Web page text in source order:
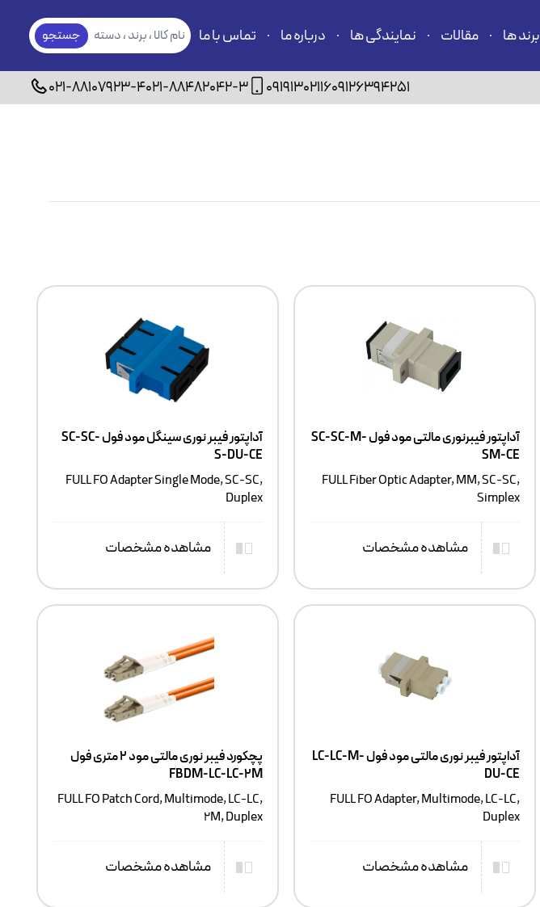
برند ها مقالات نمایندگی ها درباره ما تماس با ما
نام کالا ، برند ، دسته
بندی
جستجو
09126394251
09191302116
021-88482042-3
021-88107923-4
آداپتور فیبرنوری مالتی مود فول SC-SC-M-
SM-CE
FULL Fiber Optic Adapter, MM, SC-SC,
Simplex
مشاهده مشخصات
آداپتور فیبر نوری سینگل مود فول SC-SC-
S-DU-CE
FULL FO Adapter Single Mode, SC-SC,
Duplex
مشاهده مشخصات
آداپتور فیبر نوری مالتی مود فول LC-LC-M-
DU-CE
FULL FO Adapter, Multimode, LC-LC,
Duplex
مشاهده مشخصات
پچکورد فیبر نوری مالتی مود ۲ متری فول
FBDM-LC-LC-2M
FULL FO Patch Cord, Multimode, LC-LC,
2M, Duplex
مشاهده مشخصات